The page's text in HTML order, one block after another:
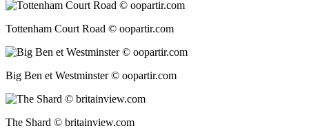
Tottenham Court Road © oopartir.com
Big Ben et Westminster © oopartir.com
The Shard © britainview.com